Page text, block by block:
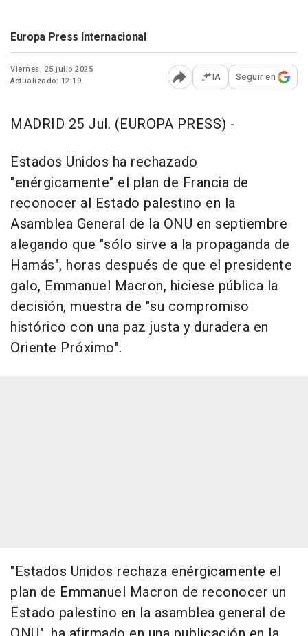
Europa Press Internacional
Viernes, 25 julio 2025
Actualizado: 12:19
Abrir opciones para
IA Seguir en
MADRID 25 Jul. (EUROPA PRESS) -
Estados Unidos ha rechazado
"enérgicamente" el plan de Francia de
reconocer al Estado palestino en la
Asamblea General de la ONU en septiembre
alegando que "sólo sirve a la propaganda de
Hamás", horas después de que el presidente
galo, Emmanuel Macron, hiciese pública la
decisión, muestra de "su compromiso
histórico con una paz justa y duradera en
Oriente Próximo".
"Estados Unidos rechaza enérgicamente el
plan de Emmanuel Macron de reconocer un
Estado palestino en la asamblea general de